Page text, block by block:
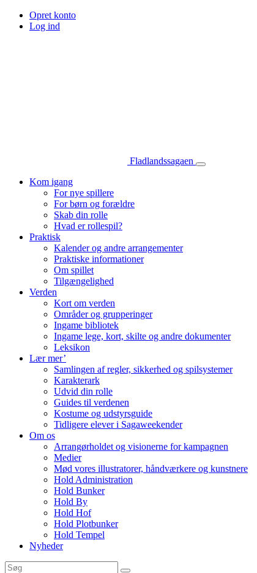
Opret konto
Log ind
Fladlandssagaen
Kom igang
For nye spillere
For børn og forældre
Skab din rolle
Hvad er rollespil?
Praktisk
Kalender og andre arrangementer
Praktiske informationer
Om spillet
Tilgængelighed
Verden
Kort om verden
Områder og grupperinger
Ingame bibliotek
Ingame lege, kort, skilte og andre dokumenter
Leksikon
Lær mer’
Samlingen af regler, sikkerhed og spilsystemer
Karakterark
Udvid din rolle
Guides til verdenen
Kostume og udstyrsguide
Tidligere elever i Sagaweekender
Om os
Arrangørholdet og visionerne for kampagnen
Medier
Mød vores illustratorer, håndværkere og kunstnere
Hold Administration
Hold Bunker
Hold By
Hold Hof
Hold Plotbunker
Hold Tempel
Nyheder